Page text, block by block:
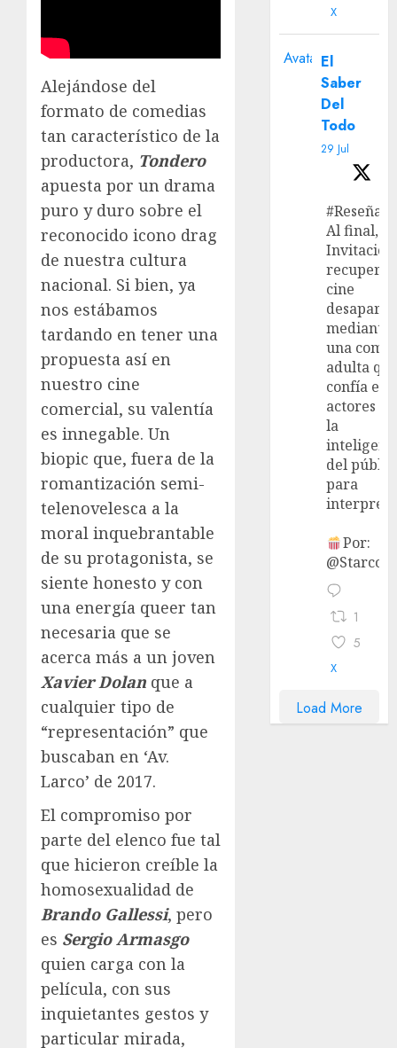
Alejándose del
formato de comedias
tan característico de la
productora, Tondero
apuesta por un drama
puro y duro sobre el
reconocido icono drag
de nuestra cultura
nacional. Si bien, ya
nos estábamos
tardando en tener una
propuesta así en
nuestro cine
comercial, su valentía
es innegable. Un
biopic que, fuera de la
romantización semi-
telenovelesca a la
moral inquebrantable
de su protagonista, se
siente honesto y con
una energía queer tan
necesaria que se
acerca más a un joven
Xavier Dolan que a
cualquier tipo de
“representación” que
buscaban en ‘Av.
Larco’ de 2017.
El compromiso por
parte del elenco fue tal
que hicieron creíble la
homosexualidad de
Brando Gallessi, pero
es Sergio Armasgo
quien carga con la
película, con sus
inquietantes gestos y
particular mirada,
X
Avatar El
Saber
Del
Todo
29 Jul
#Reseña
Al final,
recupera
cine
mediante
una
adulta
confía en
actores y
la
del
para
Por:
1
5
X
Load More